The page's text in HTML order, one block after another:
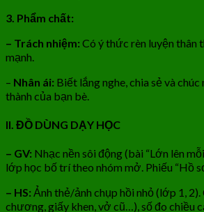
3. Phẩm chất:
– Trách nhiệm: Có ý thức rèn luyện thân
mạnh.
– Nhân ái: Biết lắng nghe, chia sẻ và
thành của bạn bè.
II. ĐỒ DÙNG DẠY HỌC
– GV: Nhạc nền sôi động (bài “Lớn lên
lớp học bố trí theo nhóm mở. Phiếu “Hồ
– HS: Ảnh thẻ/ảnh chụp hồi nhỏ (lớp 1,
chương, giấy khen, vở cũ…), số đo chiều